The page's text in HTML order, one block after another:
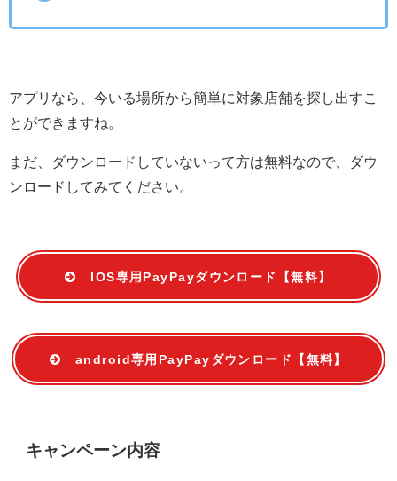
アプリなら、今いる場所から簡単に対象店舗を探し出すこ
とができますね。
まだ、ダウンロードしていないって方は無料なので、ダウ
ンロードしてみてください。
IOS専用PayPayダウンロード【無料】
android専用PayPayダウンロード【無料】
キャンペーン内容